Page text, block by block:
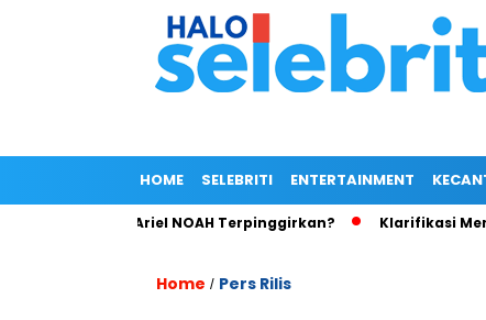
HOME SELEBRITI ENTERTAINMENT
Wong, Ariel NOAH Terpinggirkan? Klarifikasi
Home / Pers Rilis